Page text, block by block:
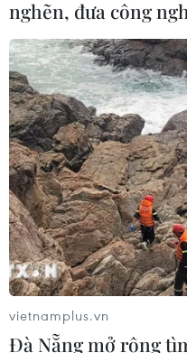
nghẽn, đưa công
vietnamplus.vn
Đà Nẵng mở rộng